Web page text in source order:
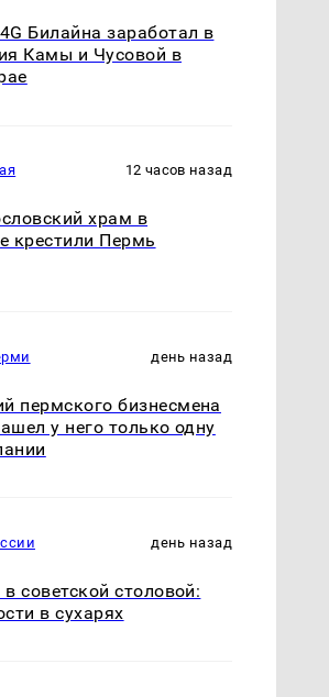
Билайна заработал в
Камы и Чусовой в
12 часов назад
храм в
крестили Пермь
день назад
пермского бизнесмена
у него только одну
день назад
советской столовой:
в сухарях